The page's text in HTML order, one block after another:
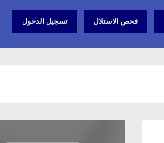
فحص الاستلال تسجيل الدخول